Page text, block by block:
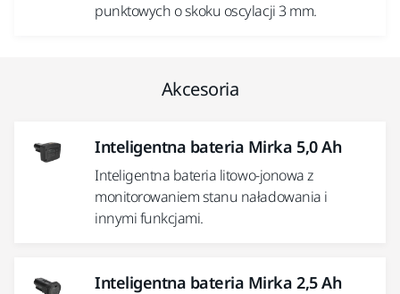
punktowych o skoku oscylacji 3 mm.
Akcesoria
Inteligentna bateria Mirka 5,0 Ah
Inteligentna bateria litowo-jonowa z
monitorowaniem stanu naładowania i
innymi funkcjami.
Inteligentna bateria Mirka 2,5 Ah